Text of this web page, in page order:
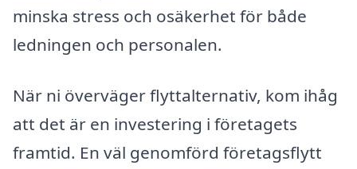
minska stress och osäkerhet för både
ledningen och personalen.
När ni överväger flyttalternativ, kom ihåg
att det är en investering i företagets
framtid. En väl genomförd företagsflytt